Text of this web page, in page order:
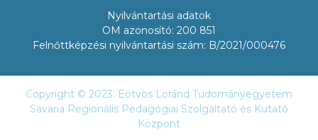
Nyilvántartási adatok
OM azonosító: 200 851
Felnőttképzési nyilvántartási szám: B/2021/000476
Copyright © 2023. Eötvös Loránd Tudományegyetem
Savaria Regionális Pedagógiai Szolgáltató és Kutató
Központ